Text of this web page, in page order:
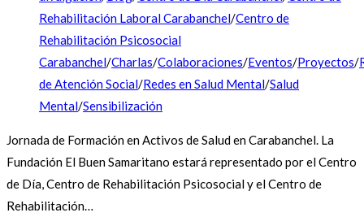
Rehabilitación Laboral Carabanchel/Centro de
Rehabilitación Psicosocial
Carabanchel/Charlas/Colaboraciones/Eventos/Proyectos/
de Atención Social/Redes en Salud Mental/Salud
Mental/Sensibilización
Jornada de Formación en Activos de Salud en Carabanchel. La
Fundación El Buen Samaritano estará representado por el Centro
de Día, Centro de Rehabilitación Psicosocial y el Centro de
Rehabilitación…